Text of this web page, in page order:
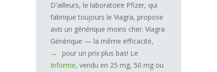
D'ailleurs, le laboratoire Pfizer, qui
fabrique toujours le Viagra, propose
avis un générique moins cher. Viagra
Générique — la même efficacité,
pour un prix plus bas! Le
Informe, vendu en 25 mg, 50 mg ou